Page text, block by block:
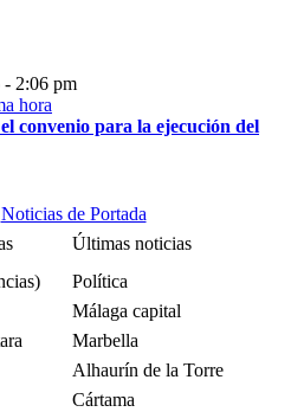
- 2:06 pm
convenio para la ejecución del
Noticias de Portada
Últimas noticias
Política
Málaga capital
Marbella
Alhaurín de la Torre
Cártama